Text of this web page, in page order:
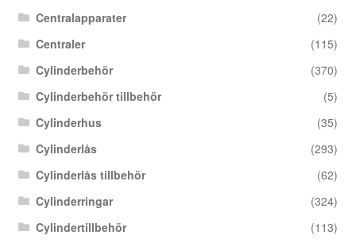
Centralapparater
(22)
Centraler
(115)
Cylinderbehör
(370)
Cylinderbehör tillbehör
(5)
Cylinderhus
(35)
Cylinderlås
(293)
Cylinderlås tillbehör
(62)
Cylinderringar
(324)
Cylindertillbehör
(113)